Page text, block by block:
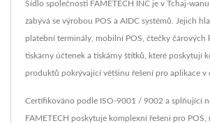
Sídlo společnosti FAMETECH INC je v Tchaj-
zabývá se výrobou POS a AIDC systémů. Jejich
platební terminály, mobilní POS, čtečky čárových
tiskárny účtenek a tiskárny štítků, které poskytují
produktů pokrývající většinu řešení pro aplikace v
Certifikováno podle ISO-9001 / 9002 a splňující
FAMETECH poskytuje komplexní řešení pro POS,